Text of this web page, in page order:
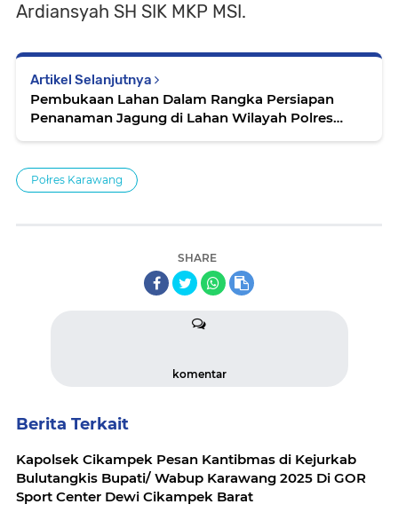
Ardiansyah SH SIK MKP MSI.
Artikel Selanjutnya
Pembukaan Lahan Dalam Rangka Persiapan
Penanaman Jagung di Lahan Wilayah Polres
Połres Karawang
SHARE
komentar
Berita Terkait
Kapolsek Cikampek Pesan Kantibmas di Kejurkab
Bulutangkis Bupati/ Wabup Karawang 2025 Di GOR
Sport Center Dewi Cikampek Barat